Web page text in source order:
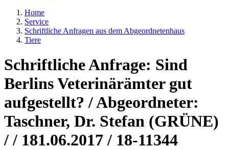
Home
Service
Schriftliche Anfragen aus dem Abgeordnetenhaus
Tiere
Schriftliche Anfrage: Sind
Berlins Veterinärämter gut
aufgestellt? / Abgeordneter:
Taschner, Dr. Stefan (GRÜNE)
/ / 181.06.2017 / 18-11344